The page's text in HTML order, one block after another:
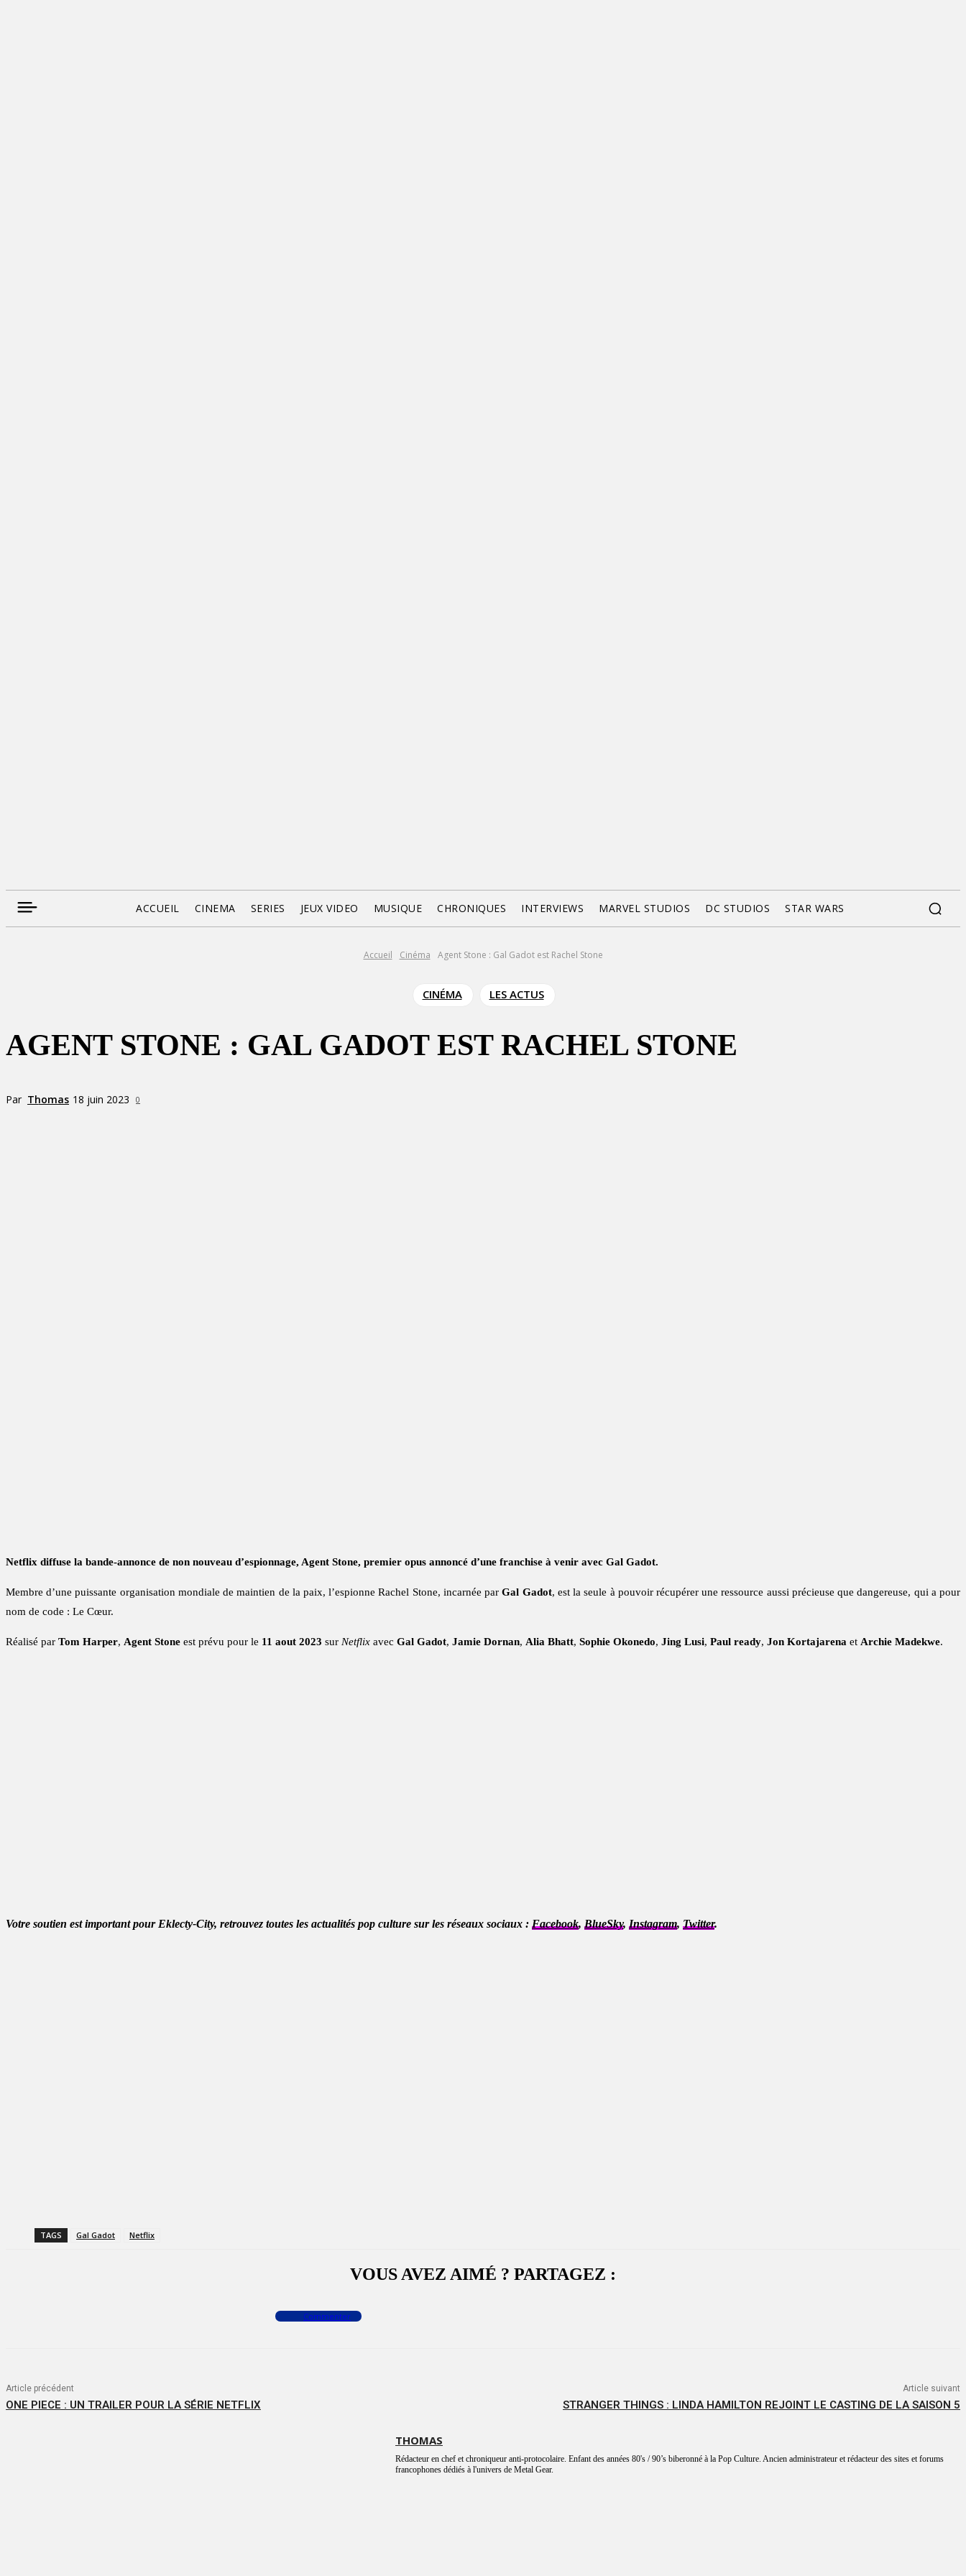
ACCUEIL CINEMA SERIES JEUX VIDEO MUSIQUE CHRONIQUES INTERVIEWS MARVEL STUDIOS DC STUDIOS STAR WARS
Accueil Cinéma Agent Stone : Gal Gadot est Rachel Stone
CINÉMA LES ACTUS
AGENT STONE : GAL GADOT EST RACHEL STONE
Par Thomas 18 juin 2023 0
Netflix diffuse la bande-annonce de non nouveau d’espionnage, Agent Stone, premier opus annoncé d’une franchise à venir avec Gal Gadot.
Membre d’une puissante organisation mondiale de maintien de la paix, l’espionne Rachel Stone, incarnée parGal Gadot, est la seule à pouvoir récupérer une ressource aussi précieuse que dangereuse, qui a pour
nom de code : Le Cœur.
Réalisé par Tom Harper, Agent Stone est prévu pour le 11 aout 2023 sur Netflix avec Gal Gadot, Jamie Dornan, Alia Bhatt, Sophie Okonedo, Jing Lusi, Paul ready, Jon Kortajarena et Archie Madekwe.
Votre soutien est important pour Eklecty-City, retrouvez toutes les actualités pop culture sur les réseaux sociaux : Facebook, BlueSky, Instagram, Twitter.
TAGS Gal Gadot Netflix
VOUS AVEZ AIMÉ ? PARTAGEZ :
Commenter
Article précédent
ONE PIECE : UN TRAILER POUR LA SÉRIE NETFLIX
Article suivant
STRANGER THINGS : LINDA HAMILTON REJOINT LE CASTING DE LA SAISON 5
THOMAS
Rédacteur en chef et chroniqueur anti-protocolaire. Enfant des années 80's / 90’s biberonné à la Pop Culture. Ancien administrateur et rédacteur des sites et forums
francophones dédiés à l'univers de Metal Gear.